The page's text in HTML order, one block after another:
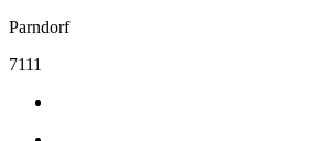
Parndorf
7111